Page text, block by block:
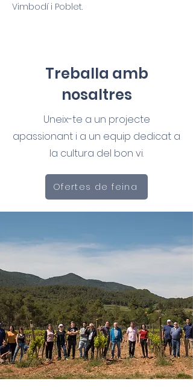
Vimbodí i Poblet.
Treballa amb
nosaltres
Uneix-te a un projecte
apassionant i a un equip dedicat a
la cultura del bon vi.
Ofertes de feina